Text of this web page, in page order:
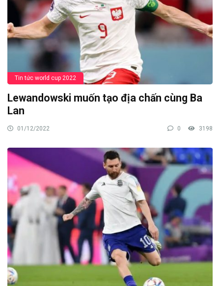
Tin tức world cup 2022
Lewandowski muốn tạo địa chấn cùng Ba
Lan
01/12/2022 0 3198